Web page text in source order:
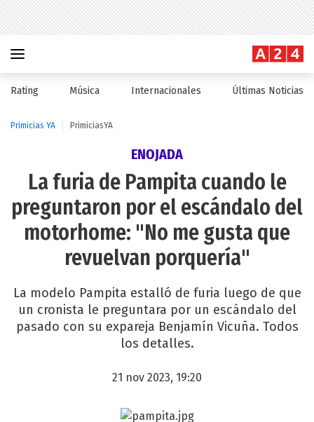
Rating Música Internacionales Últimas Noticias
Primicias YA PrimiciasYA
ENOJADA
La furia de Pampita cuando le
preguntaron por el escándalo del
motorhome: "No me gusta que
revuelvan porquería"
La modelo Pampita estalló de furia luego de que
un cronista le preguntara por un escándalo del
pasado con su expareja Benjamín Vicuña. Todos
los detalles.
21 nov 2023, 19:20